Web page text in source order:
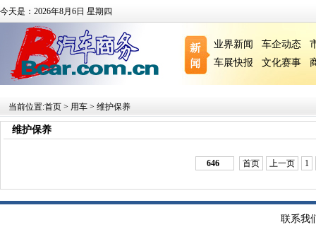
今天是：2026年8月6日 星期四
业界新闻 车企动态
车展快报
文化赛事
当前位置:首页 > 用车 > 维护保养
维护保养
646 首页 上一页 1
联系我